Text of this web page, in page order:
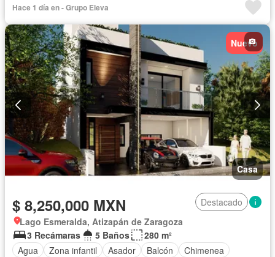
Estacionamiento
Internet
Recámara con closet
Sala polivalente
Terraza
Vista panorámica Wifi Zonas verdes
Hace 1 día en - Grupo Eleva
Nuevo
Casa
$ 8,250,000 MXN
Destacado
Lago Esmeralda, Atizapán de Zaragoza
3 Recámaras
5 Baños
280 m²
Agua
Zona infantil Asador Balcón
Chimenea